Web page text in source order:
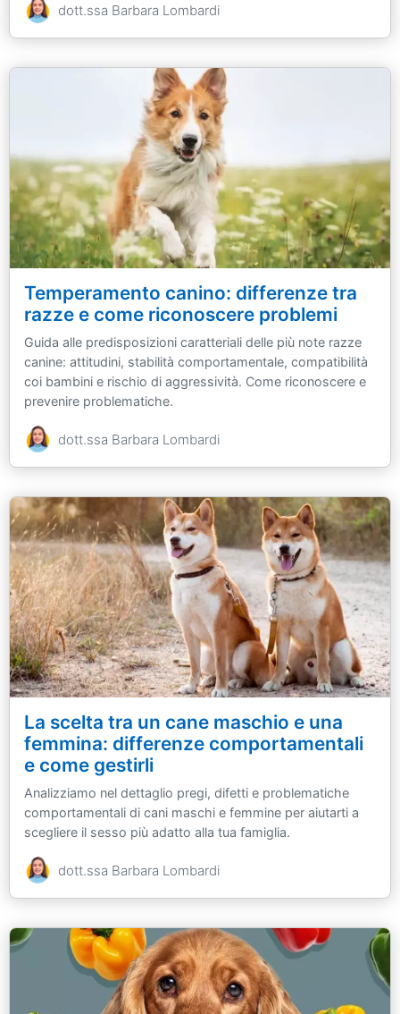
dott.ssa Barbara Lombardi
Temperamento canino: differenze tra
razze e come riconoscere problemi
Guida alle predisposizioni caratteriali delle più note razze
canine: attitudini, stabilità comportamentale, compatibilità
coi bambini e rischio di aggressività. Come riconoscere e
prevenire problematiche.
dott.ssa Barbara Lombardi
La scelta tra un cane maschio e una
femmina: differenze comportamentali
e come gestirli
Analizziamo nel dettaglio pregi, difetti e problematiche
comportamentali di cani maschi e femmine per aiutarti a
scegliere il sesso più adatto alla tua famiglia.
dott.ssa Barbara Lombardi